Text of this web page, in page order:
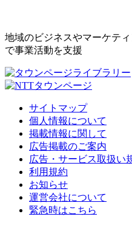
地域のビジネスやマーケテ
で事業活動を支援
サイトマップ
個人情報について
掲載情報に関して
広告掲載のご案内
広告・サービス取扱い
利用規約
お知らせ
運営会社について
緊急時はこちら